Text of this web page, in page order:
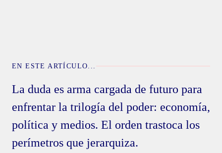
EN ESTE ARTÍCULO...
La duda es arma cargada de futuro para
enfrentar la trilogía del poder: economía,
política y medios. El orden trastoca los
perímetros que jerarquiza.